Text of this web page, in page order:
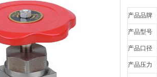
产品品牌
产品型号
产品口径
产品压力